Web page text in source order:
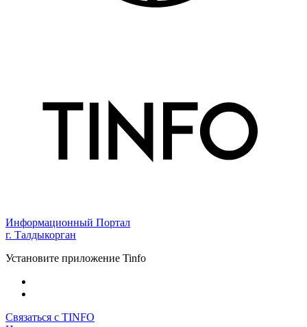
Информационный Портал
г. Талдыкорган
Установите приложение Tinfo
Связаться с TINFO